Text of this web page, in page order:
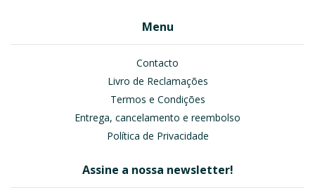
Menu
Contacto
Livro de Reclamações
Termos e Condições
Entrega, cancelamento e reembolso
Política de Privacidade
Assine a nossa newsletter!